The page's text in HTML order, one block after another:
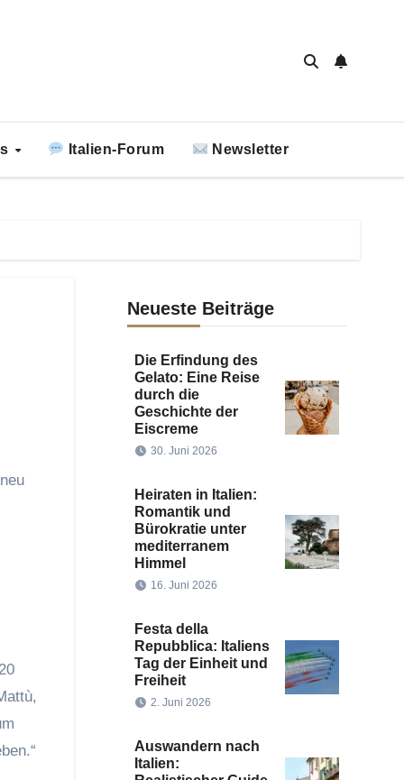
Italien-Forum Newsletter
Neueste Beiträge
Die Erfindung des
Gelato: Eine Reise
durch die
Geschichte der
Eiscreme
30. Juni 2026
Heiraten in Italien:
Romantik und
Bürokratie unter
mediterranem
Himmel
16. Juni 2026
Festa della
Repubblica: Italiens
Tag der Einheit und
Freiheit
2. Juni 2026
Auswandern nach
Italien: